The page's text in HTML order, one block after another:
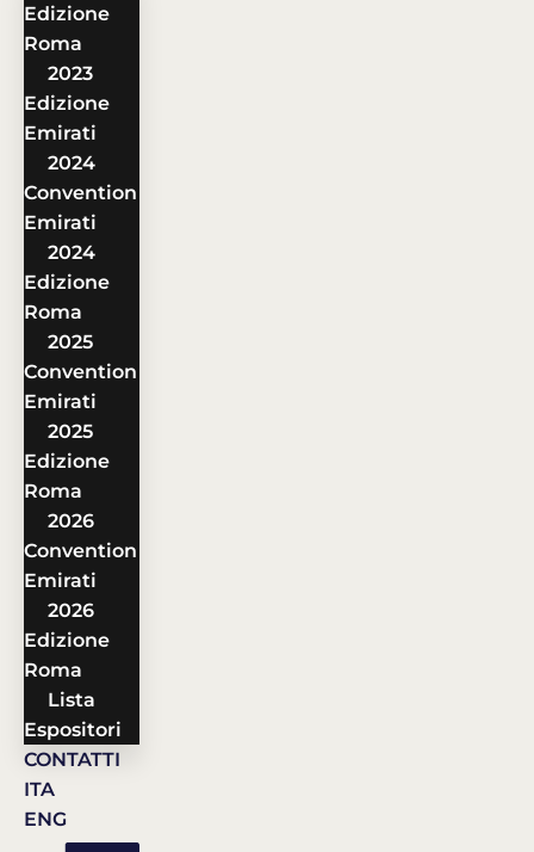
Edizione
Roma
2023
Edizione
Emirati
2024
Convention
Emirati
2024
Edizione
Roma
2025
Convention
Emirati
2025
Edizione
Roma
2026
Convention
Emirati
2026
Edizione
Roma
Lista
Espositori
CONTATTI
ITA
ENG